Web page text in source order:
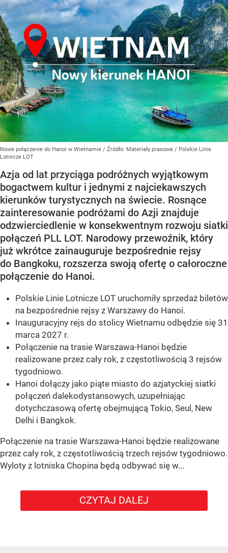
Nowe połączenie do Hanoi w Wietnamie / Źródło: Materiały prasowe / Polskie Linie
Lotnicze LOT
Azja od lat przyciąga podróżnych wyjątkowym
bogactwem kultur i jednymi z najciekawszych
kierunków turystycznych na świecie. Rosnące
zainteresowanie podróżami do Azji znajduje
odzwierciedlenie w konsekwentnym rozwoju siatki
połączeń PLL LOT. Narodowy przewoźnik, który
już wkrótce zainauguruje bezpośrednie rejsy
do Bangkoku, rozszerza swoją ofertę o całoroczne
połączenie do Hanoi.
Polskie Linie Lotnicze LOT uruchomiły sprzedaż biletów
na bezpośrednie rejsy z Warszawy do Hanoi.
Inauguracyjny rejs do stolicy Wietnamu odbędzie się 31
marca 2027 r.
Połączenie na trasie Warszawa-Hanoi będzie
realizowane przez cały rok, z częstotliwością 3 rejsów
tygodniowo.
Hanoi dołączy jako piąte miasto do azjatyckiej siatki
połączeń dalekodystansowych, uzupełniając
dotychczasową ofertę obejmującą Tokio, Seul, New
Delhi i Bangkok.
Połączenie na trasie Warszawa-Hanoi będzie realizowane
przez cały rok, z częstotliwością trzech rejsów tygodniowo.
Wyloty z lotniska Chopina będą odbywać się w...
CZYTAJ DALEJ